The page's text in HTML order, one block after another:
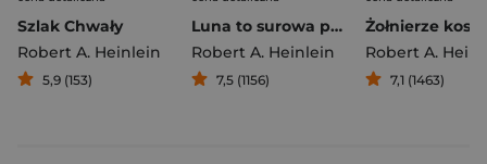
Szlak Chwały
Robert A. Heinlein
5,9 (153)
Luna to surowa pani
Robert A. Heinlein
7,5 (1156)
Żołnierze
Robert A.
7,1 (1463)